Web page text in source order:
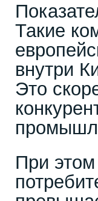
Такие
внутри
Это
При